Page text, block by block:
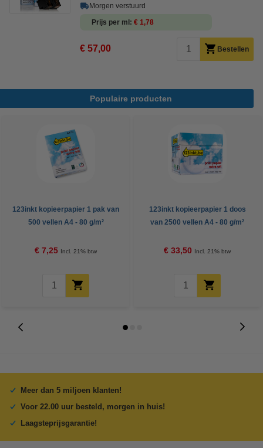
Morgen verstuurd
Prijs per ml € 1,78
€ 57,00 Bestellen
Populaire producten
123inkt kopieerpapier 1 pak van
500 vellen A4 - 80 g/m²
€ 7,25 Incl. 21% btw
123inkt kopieerpapier 1 doos
van 2500 vellen A4 - 80 g/m²
€ 33,50 Incl. 21% btw
Meer dan 5 miljoen klanten!
Voor 22.00 uur besteld, morgen in huis!
Laagsteprijsgarantie!